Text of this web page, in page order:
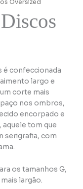
Oversized
é confeccionada
largo e
corte mais
nos ombros,
encorpado e
aquele tom que
serigrafia, com
os tamanhos G,
largão.